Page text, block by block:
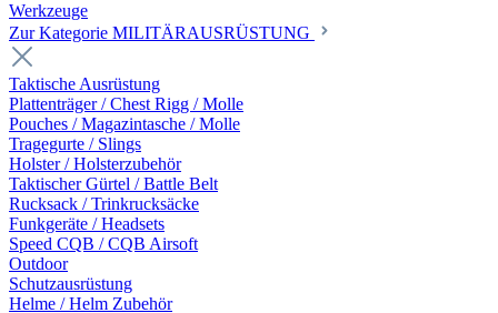
Werkzeuge
Zur Kategorie MILITÄRAUSRÜSTUNG
Taktische Ausrüstung
Plattenträger / Chest Rigg / Molle
Pouches / Magazintasche / Molle
Tragegurte / Slings
Holster / Holsterzubehör
Taktischer Gürtel / Battle Belt
Rucksack / Trinkrucksäcke
Funkgeräte / Headsets
Speed CQB / CQB Airsoft
Outdoor
Schutzausrüstung
Helme / Helm Zubehör